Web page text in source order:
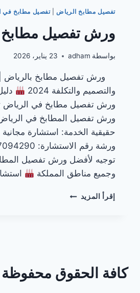
تفصيل مطابخ الرياض|تفصيل مطابخ في
ورش تفصيل مطابخ
بواسطة adham 23 يناير، 2026
ورش تفصيل مطابخ بالرياض
والتصميم والتكلفة 2024
ورش تفصيل مطابخ في
ورش تفصيل المطابخ في الرياض
حقيقية الخدمة: استشارة مجانية
توجيه لأفضل ورش تفصيل
وجميع مناطق المملكة
إقرأ المزيد ورش
كافة الحقوق محفوظة